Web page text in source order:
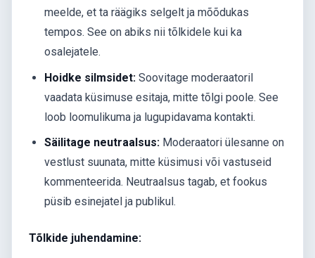
meelde, et ta räägiks selgelt ja mõõdukas
tempos. See on abiks nii tõlkidele kui ka
osalejatele.
Hoidke silmsidet: Soovitage moderaatoril
vaadata küsimuse esitaja, mitte tõlgi poole. See
loob loomulikuma ja lugupidavama kontakti.
Säilitage neutraalsus: Moderaatori ülesanne on
vestlust suunata, mitte küsimusi või vastuseid
kommenteerida. Neutraalsus tagab, et fookus
püsib esinejatel ja publikul.
Tõlkide juhendamine: